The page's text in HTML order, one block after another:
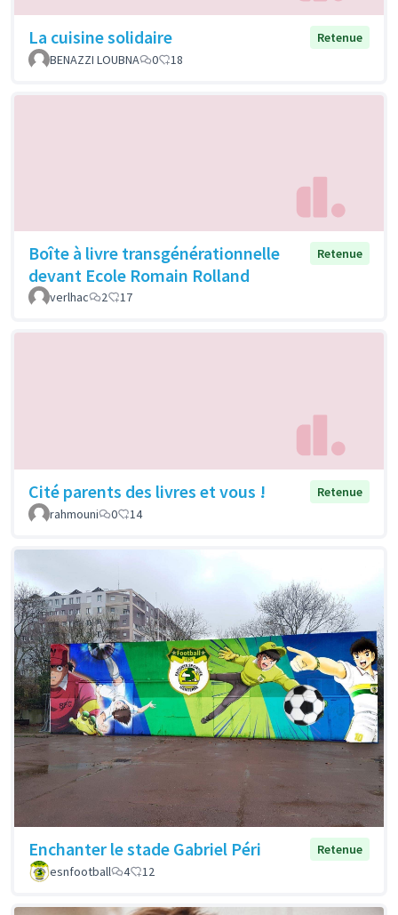
La cuisine solidaire
Retenue
BENAZZI LOUBNA
0 18
Boîte à livre transgénérationnelle
devant Ecole Romain Rolland
Retenue
verlhac 2 17
Cité parents des livres et vous !
Retenue
rahmouni
0 14
Enchanter le stade Gabriel Péri
Retenue
esnfootball
4 12